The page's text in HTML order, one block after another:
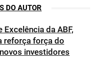
DO AUTOR
Excelência da ABF,
reforça força do
investidores